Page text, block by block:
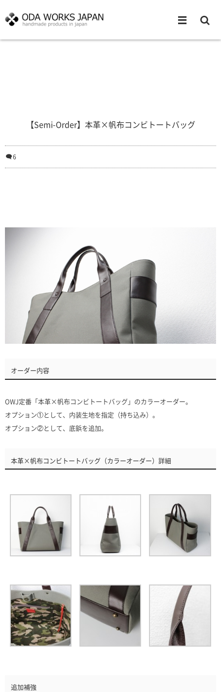
【Semi-Order】本革×帆布コンビトートバッグ
6
オーダー内容
OWJ定番「本革×帆布コンビトートバッグ」のカラーオーダー。
オプション①として、内装生地を指定（持ち込み）。
オプション②として、底鋲を追加。
本革×帆布コンビトートバッグ（カラーオーダー）詳細
追加補強